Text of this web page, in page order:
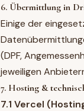
6. Übermittlung in
Einige der
(DPF,
jeweiligen
7. Hosting &
7.1 Vercel